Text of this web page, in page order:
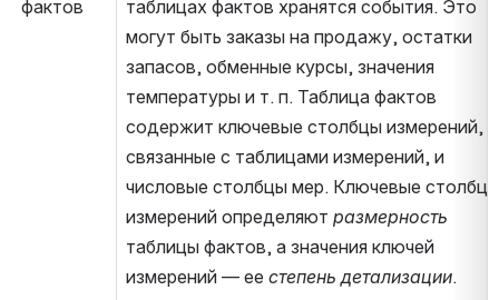
фактов
таблицах фактов хранятся события. Это
могут быть заказы на продажу, остатки
запасов, обменные курсы, значения
температуры и т. п. Таблица фактов
содержит ключевые столбцы измерений,
связанные с таблицами измерений, и
числовые столбцы мер. Ключевые столбцы
измерений определяют размерность
таблицы фактов, а значения ключей
измерений — ее степень детализации.